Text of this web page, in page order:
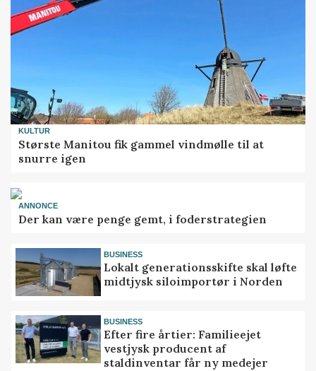
KULTUR
Største Manitou fik gammel vindmølle til at
snurre igen
ANNONCE
Der kan være penge gemt, i foderstrategien
BUSINESS
Lokalt generationsskifte skal løfte
midtjysk siloimportør i Norden
BUSINESS
Efter fire årtier: Familieejet
vestjysk producent af
staldinventar får ny medejer